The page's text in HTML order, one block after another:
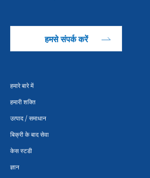
हमसे संपर्क करें
हमारे बारे में
हमारी शक्ति
उत्पाद / समाधान
बिक्री के बाद सेवा
केस स्टडी
ज्ञान